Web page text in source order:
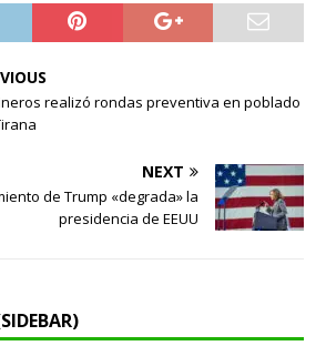
realizó rondas preventiva en poblado
NEXT
de Trump «degrada» la
presidencia de EEUU